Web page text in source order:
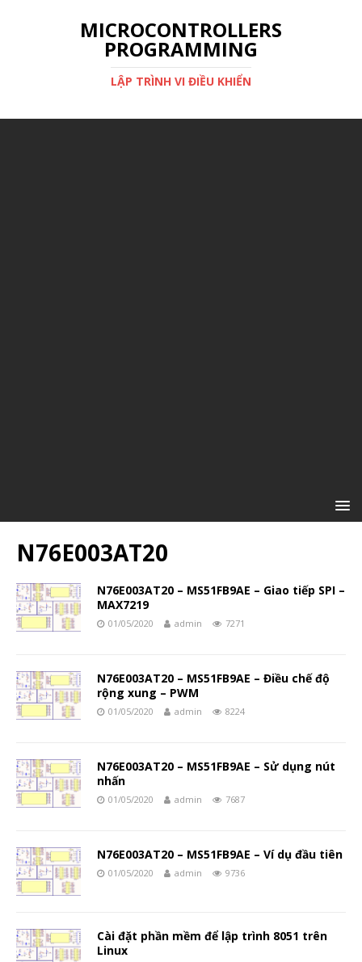
MICROCONTROLLERS
PROGRAMMING
LẬP TRÌNH VI ĐIỀU KHIỂN
N76E003AT20
N76E003AT20 – MS51FB9AE – Giao tiếp SPI –
MAX7219
01/05/2020 admin 7271
N76E003AT20 – MS51FB9AE – Điều chế độ
rộng xung – PWM
01/05/2020 admin 8224
N76E003AT20 – MS51FB9AE – Sử dụng nút
nhấn
01/05/2020 admin 7687
N76E003AT20 – MS51FB9AE – Ví dụ đầu tiên
01/05/2020 admin 9736
Cài đặt phần mềm để lập trình 8051 trên
Linux